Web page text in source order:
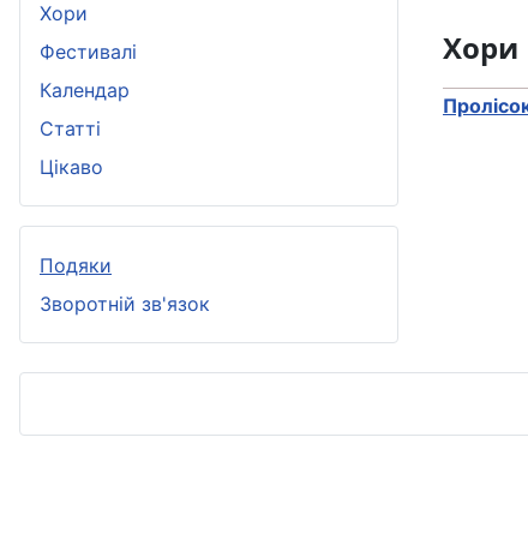
Хори
Фестивалі
Календар
Статті
Цікаво
Подяки
Зворотній зв'язок
Хори